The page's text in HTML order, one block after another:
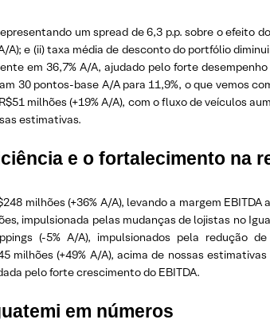
um spread de 6,3 p.p. sobre o efeito
A); e (ii) taxa média de desconto do portfólio
em 36,7% A/A, ajudado pelo forte
30 pontos-base A/A para 11,9%, o que vemos
milhões (+19% A/A), com o fluxo de veículos
estimativas.
e o fortalecimento na
milhões (+36% A/A), levando a margem
impulsionada pelas mudanças de lojistas no
(-5% A/A), impulsionados pela redução
milhões (+49% A/A), acima de nossas
pelo forte crescimento do EBITDA.
em números